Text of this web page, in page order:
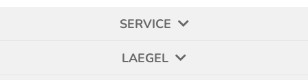
SERVICE
LAEGEL